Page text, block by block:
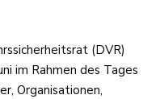
(DVR)
im Rahmen des Tages
Organisationen,